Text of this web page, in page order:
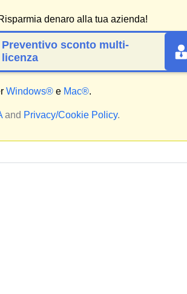
denaro alla tua azienda!
Preventivo sconto multi-
licenza
Windows® e Mac®.
and Privacy/Cookie Policy.